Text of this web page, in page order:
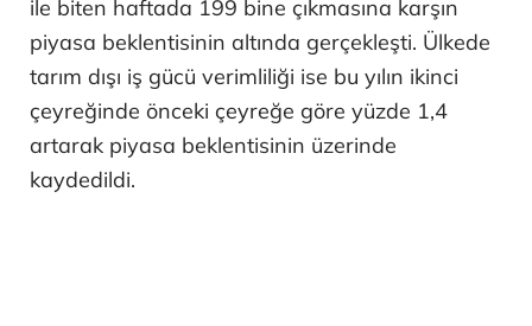
ile biten haftada 199 bine çıkmasına karşın
piyasa beklentisinin altında gerçekleşti. Ülkede
tarım dışı iş gücü verimliliği ise bu yılın ikinci
çeyreğinde önceki çeyreğe göre yüzde 1,4
artarak piyasa beklentisinin üzerinde
kaydedildi.